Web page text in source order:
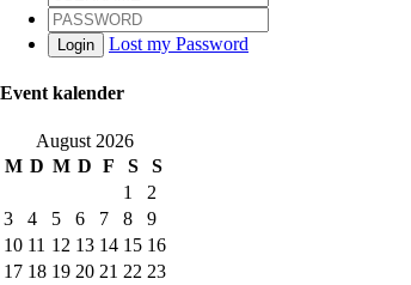
Login Lost my Password
Event kalender
August 2026
M D M D F S
S
1
2
3
4 5 6 7 8
9
10 11 12 13 14 15 16
17 18 19 20 21 22 23